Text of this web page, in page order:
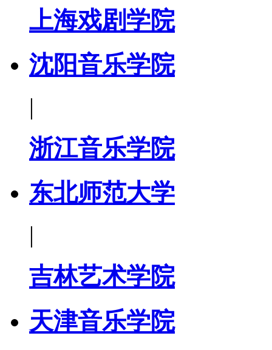
上海戏剧学院
沈阳音乐学院
|
浙江音乐学院
东北师范大学
|
吉林艺术学院
天津音乐学院